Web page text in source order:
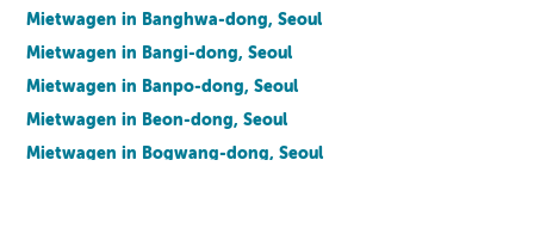
Mietwagen in Banghwa-dong, Seoul
Mietwagen in Bangi-dong, Seoul
Mietwagen in Banpo-dong, Seoul
Mietwagen in Beon-dong, Seoul
Mietwagen in Bogwang-dong, Seoul